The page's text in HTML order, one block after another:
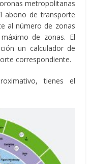
metropolitanas
abono de transporte
al número de zonas
de zonas. El
un calculador de
correspondiente.
tienes el